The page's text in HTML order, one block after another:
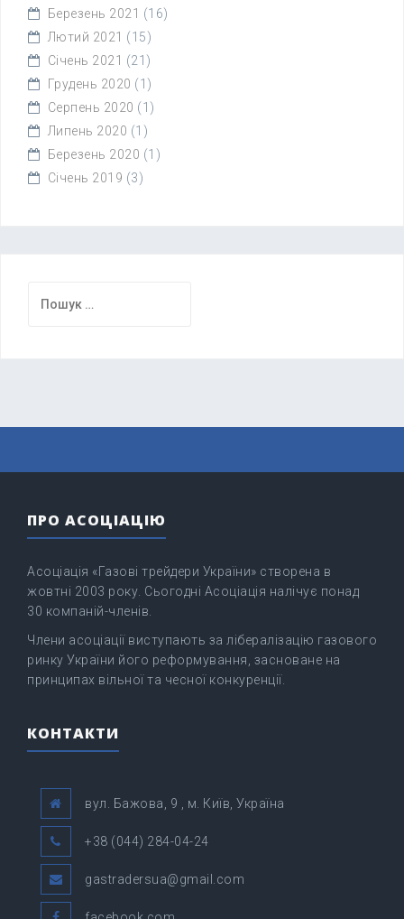
Березень 2021 (16)
Лютий 2021 (15)
Січень 2021 (21)
Грудень 2020 (1)
Серпень 2020 (1)
Липень 2020 (1)
Березень 2020 (1)
Січень 2019 (3)
ПРО АСОЦІАЦІЮ
Асоціація «Газові трейдери України» створена в
жовтні 2003 року. Сьогодні Асоціація налічує понад
30 компаній-членів.
Члени асоціації виступають за лібералізацію газового
ринку України його реформування, засноване на
принципах вільної та чесної конкуренції.
КОНТАКТИ
вул. Бажова, 9 , м. Київ, Україна
+38 (044) 284-04-24
gastradersua@gmail.com